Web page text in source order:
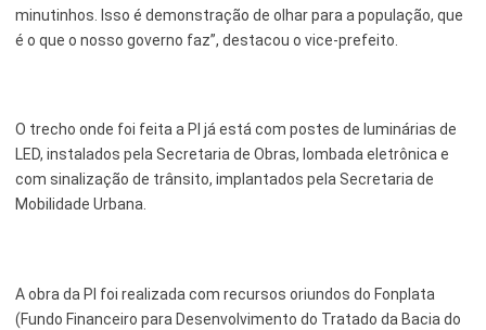
minutinhos. Isso é demonstração de olhar para a população, que
é o que o nosso governo faz”, destacou o vice-prefeito.
O trecho onde foi feita a PI já está com postes de luminárias de
LED, instalados pela Secretaria de Obras, lombada eletrônica e
com sinalização de trânsito, implantados pela Secretaria de
Mobilidade Urbana.
A obra da PI foi realizada com recursos oriundos do Fonplata
(Fundo Financeiro para Desenvolvimento do Tratado da Bacia do